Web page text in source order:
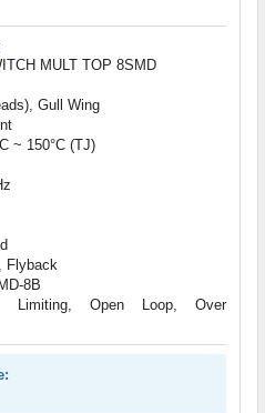
MULT TOP 8SMD
Gull Wing
~ 150°C (TJ)
Flyback
8B
Limiting, Open Loop, Over